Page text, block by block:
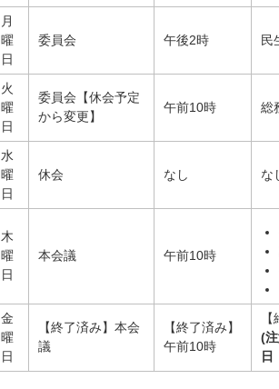
月
曜
日
委員会 午後2時 民
火
曜
日
委員会【休会予定
から変更】
午前10時 総
水
曜
日
休会 なし な
木
曜
日
本会議 午前10時
金
曜
日
【終了済み】本会
議
【終了済み】
午前10時
(
日